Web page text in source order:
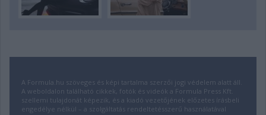
A Formula.hu szöveges és képi tartalma szerzői jogi védelem alatt áll.
A weboldalon található cikkek, fotók és videók a Formula Press Kft.
szellemi tulajdonát képezik, és a kiadó vezetőjének előzetes írásbeli
engedélye nélkül – a szolgáltatás rendeltetésszerű használatával